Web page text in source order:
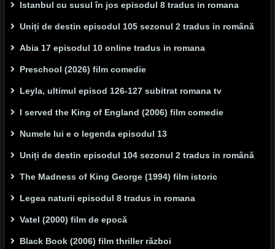
Istanbul cu susul în jos episodul 8 tradus in romana
Uniți de destin episodul 105 sezonul 2 tradus in română
Abia 17 episodul 10 online tradus in romana
Preschool (2026) film comedie
Leyla, ultimul episod 126-127 subitrat romana tv
I served the King of England (2006) film comedie
Numele lui e o legenda episodul 13
Uniți de destin episodul 104 sezonul 2 tradus in română
The Madness of King George (1994) film istoric
Legea naturii episodul 8 tradus in romana
Vatel (2000) film de epocă
Black Book (2006) film thriller război